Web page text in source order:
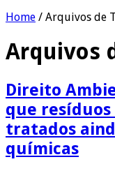
Home / Arquivos de
Arquivos
Direito
que
tratados
químicas